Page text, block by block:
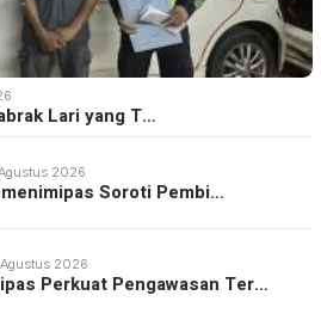
Lari yang T…
2026
Soroti Pembi…
2026
Perkuat Pengawasan Ter…